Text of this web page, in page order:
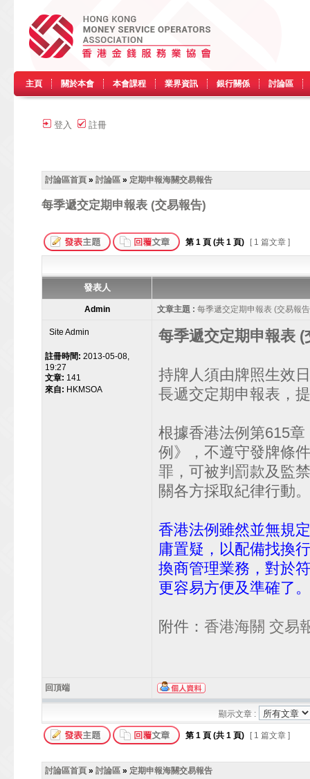
主頁 關於本會 本會課程 業界資訊 銀行關係 討論區
登入 註冊
討論區首頁 » 討論區 » 定期申報海關交易報告
每季遞交定期申報表 (交易報告)
第 1 頁 (共 1 頁) [ 1 篇文章 ]
發表人
Admin 文章主題 : 每季遞交定期申報表 (交易報
Site Admin
註冊時間: 2013-05-08,
19:27
文章: 141
來自: HKMSOA
每季遞交定期申報表 (
持牌人須由牌照生效
長遞交定期申報表，
根據香港法例第615
例》，不遵守發牌條
罪，可被判罰款及監
關各方採取紀律行動。
香港法例雖然並無規
庸置疑，以配備找換
換商管理業務，對於
更容易方便及準確了。
附件： 香港海關 交易
回頂端
顯示文章 :
第 1 頁 (共 1 頁) [ 1 篇文章 ]
討論區首頁 » 討論區 » 定期申報海關交易報告